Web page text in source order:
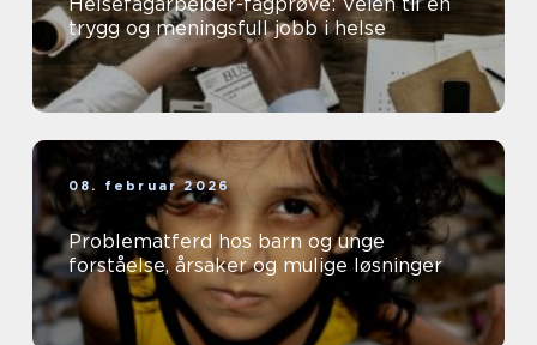
Helsefagarbeider-fagprøve: Veien til en
trygg og meningsfull jobb i helse
08. februar 2026
Problematferd hos barn og unge
forståelse, årsaker og mulige løsninger